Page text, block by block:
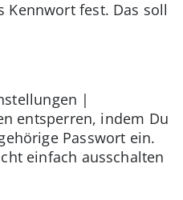
Kennwort fest. Das soll
|
entsperren, indem Du
Passwort ein.
einfach ausschalten